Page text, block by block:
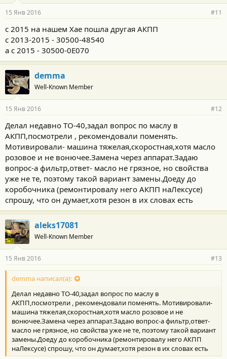
15 Янв 2016 #11
с 2015 на нашем Хае пошла другая АКПП
с 2013-2015 - 30500-48540
а с 2015 - 30500-0E070
demma
Well-Known Member
15 Янв 2016 #12
Делал недавно ТО-40,задал вопрос по маслу в
АКПП,посмотрели , рекомендовали поменять.
Мотивировали- машина тяжелая,скоростная,хотя масло
розовое и не вонючее.Замена через аппарат.Задаю
вопрос-а фильтр,ответ- масло не грязное, но свойства
уже не те, поэтому такой вариант замены.Доеду до
коробочника (ремонтировалу него АКПП наЛексусе)
спрошу, что он думает,хотя резон в их словах есть
aleks17081
Well-Known Member
15 Янв 2016 #13
demma написал(а):
Делал недавно ТО-40,задал вопрос по маслу в
АКПП,посмотрели , рекомендовали поменять. Мотивировали-
машина тяжелая,скоростная,хотя масло розовое и не
вонючее.Замена через аппарат.Задаю вопрос-а фильтр,ответ-
масло не грязное, но свойства уже не те, поэтому такой вариант
замены.Доеду до коробочника (ремонтировалу него АКПП
наЛексусе) спрошу, что он думает,хотя резон в их словах есть